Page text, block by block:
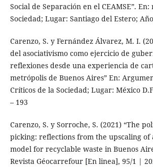
Social de Separación en el CEAMSE”.
Sociedad; Lugar: Santiago del Estero;
Carenzo, S. y Fernández Álvarez, M. I.
del asociativismo como ejercicio de
reflexiones desde una experiencia de
metrópolis de Buenos Aires” En:
Críticos de la Sociedad; Lugar: México
– 193
Carenzo, S. y Sorroche, S. (2021) “The
picking: reflections from the upscaling of
model for recyclable waste in Buenos
Revista Géocarrefour [En linea], 95/1 |